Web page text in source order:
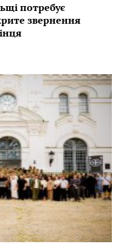
потребує
звернення